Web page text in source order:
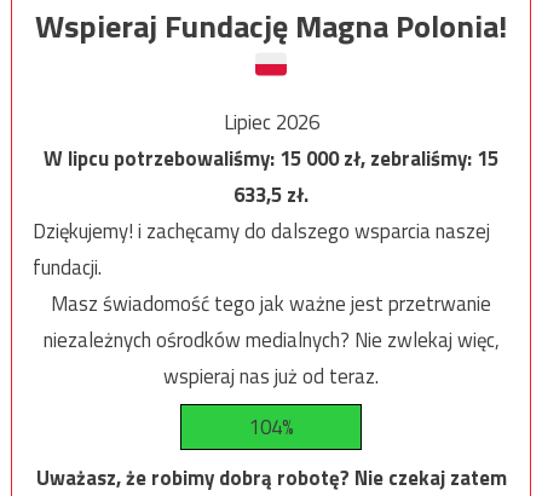
Wspieraj Fundację Magna Polonia!
Lipiec 2026
W lipcu potrzebowaliśmy:15 000zł, zebraliśmy:15
633,5zł.
Dziękujemy! i zachęcamy do dalszego wsparcia naszej
fundacji.
Masz świadomość tego jak ważne jest przetrwanie
niezależnych ośrodków medialnych? Nie zwlekaj więc,
wspieraj nas już od teraz.
104%
Uważasz, że robimy dobrą robotę? Nie czekaj zatem